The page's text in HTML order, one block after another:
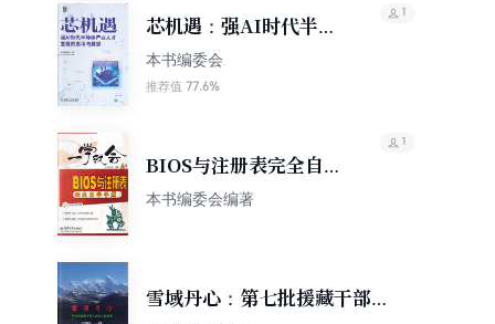
芯机遇：强AI时代半导
体产业人才发展的思考
与展望
本书编委会
推荐值 77.6%
1
BIOS与注册表完全自学
手册
本书编委会编著
1
雪域丹心：第七批援藏干部人